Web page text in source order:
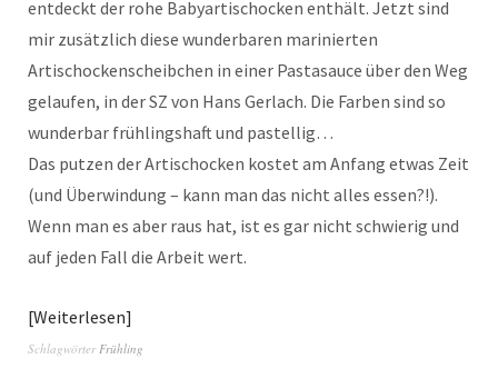
entdeckt der rohe Babyartischocken enthält. Jetzt sind
mir zusätzlich diese wunderbaren marinierten
Artischockenscheibchen in einer Pastasauce über den Weg
gelaufen, in der SZ von Hans Gerlach. Die Farben sind so
wunderbar frühlingshaft und pastellig…
Das putzen der Artischocken kostet am Anfang etwas Zeit
(und Überwindung – kann man das nicht alles essen?!).
Wenn man es aber raus hat, ist es gar nicht schwierig und
auf jeden Fall die Arbeit wert.
Weiterlesen
Schlagwörter Frühling